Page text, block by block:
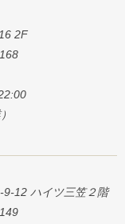
2F
12 ハイツ三笠２階